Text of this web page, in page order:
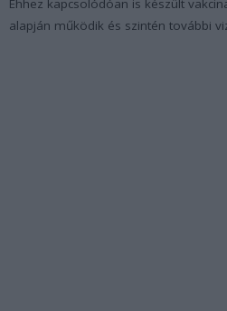
Ehhez kapcsolódóan is készült
alapján működik és szintén további